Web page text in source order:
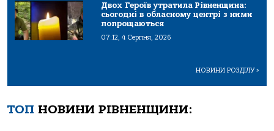
Двох Героїв утратила Рівненщина:
сьогодні в обласному центрі з ними
попрощаються
07:12, 4 Серпня, 2026
НОВИНИ РОЗДІЛУ>
ТОП НОВИНИ РІВНЕНЩИНИ: